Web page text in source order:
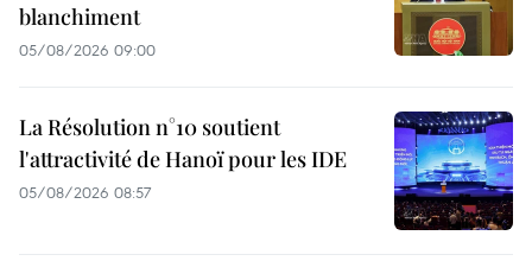
blanchiment
05/08/2026 09:00
La Résolution n°10 soutient
l'attractivité de Hanoï pour les IDE
05/08/2026 08:57